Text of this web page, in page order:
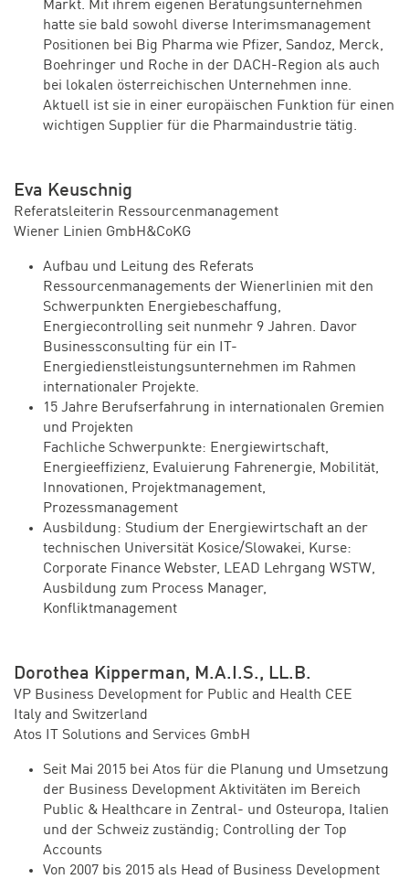
Markt. Mit ihrem eigenen Beratungsunternehmen
hatte sie bald sowohl diverse Interimsmanagement
Positionen bei Big Pharma wie Pfizer, Sandoz, Merck,
Boehringer und Roche in der DACH-Region als auch
bei lokalen österreichischen Unternehmen inne.
Aktuell ist sie in einer europäischen Funktion für einen
wichtigen Supplier für die Pharmaindustrie tätig.
Eva Keuschnig
Referatsleiterin Ressourcenmanagement
Wiener Linien GmbH&CoKG
Aufbau und Leitung des Referats
Ressourcenmanagements der Wienerlinien mit den
Schwerpunkten Energiebeschaffung,
Energiecontrolling seit nunmehr 9 Jahren. Davor
Businessconsulting für ein IT-
Energiedienstleistungsunternehmen im Rahmen
internationaler Projekte.
15 Jahre Berufserfahrung in internationalen Gremien
und Projekten
Fachliche Schwerpunkte: Energiewirtschaft,
Energieeffizienz, Evaluierung Fahrenergie, Mobilität,
Innovationen, Projektmanagement,
Prozessmanagement
Ausbildung: Studium der Energiewirtschaft an der
technischen Universität Kosice/Slowakei, Kurse:
Corporate Finance Webster, LEAD Lehrgang WSTW,
Ausbildung zum Process Manager,
Konfliktmanagement
Dorothea Kipperman, M.A.I.S., LL.B.
VP Business Development for Public and Health CEE
Italy and Switzerland
Atos IT Solutions and Services GmbH
Seit Mai 2015 bei Atos für die Planung und Umsetzung
der Business Development Aktivitäten im Bereich
Public & Healthcare in Zentral- und Osteuropa, Italien
und der Schweiz zuständig; Controlling der Top
Accounts
Von 2007 bis 2015 als Head of Business Development